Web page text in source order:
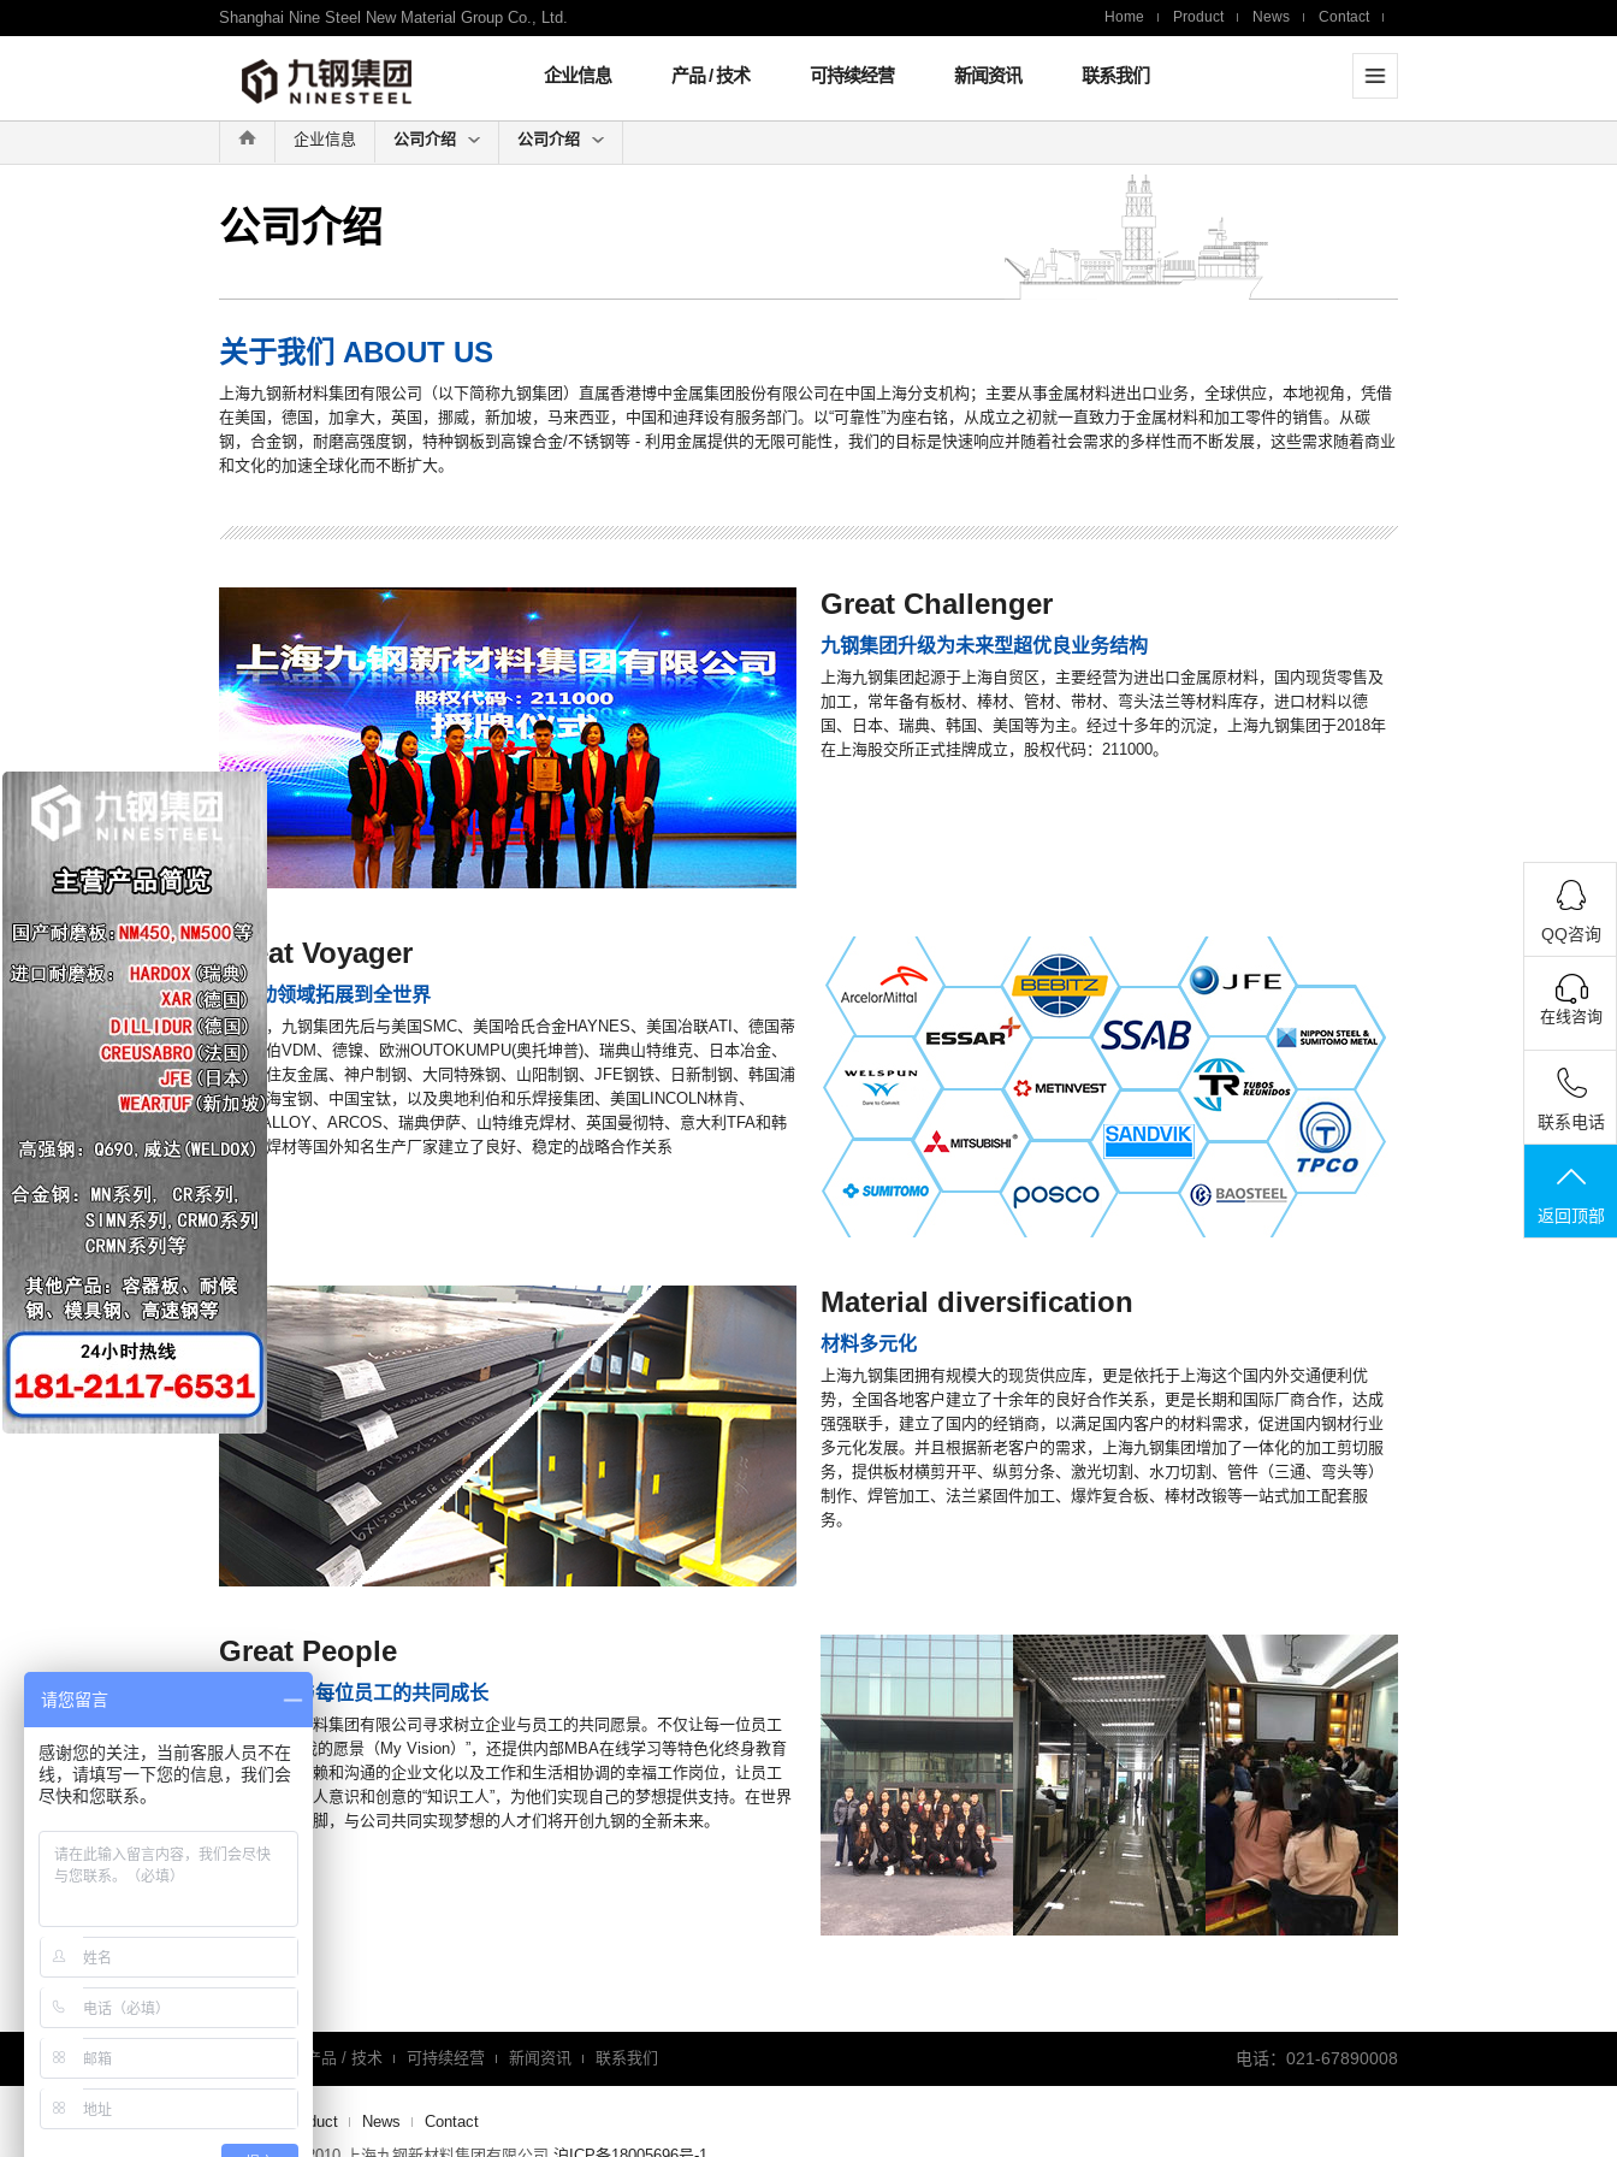
-->
Shanghai Nine Steel New Material Group Co., Ltd. Home Product News Contact
企业信息 产品 / 技术 可持续经营 新闻资讯 联系我们
企业信息 公司介绍 公司介绍
公司介绍
关于我们 ABOUT US
上海九钢新材料集团有限公司（以下简称九钢集团）直属香港博中金属集团股份有限公司在中国上海分支机构；主要从事金属材料进出口业务，全球供应，本地视角，凭借
在美国，德国，加拿大，英国，挪威，新加坡，马来西亚，中国和迪拜设有服务部门。以“可靠性”为座右铭，从成立之初就一直致力于金属材料和加工零件的销售。从碳
钢，合金钢，耐磨高强度钢，特种钢板到高镍合金/不锈钢等 - 利用金属提供的无限可能性，我们的目标是快速响应并随着社会需求的多样性而不断发展，这些需求随着商业
和文化的加速全球化而不断扩大。
Great Challenger
九钢集团升级为未来型超优良业务结构
上海九钢集团起源于上海自贸区，主要经营为进出口金属原材料，国内现货零售及
加工，常年备有板材、棒材、管材、带材、弯头法兰等材料库存，进口材料以德
国、日本、瑞典、韩国、美国等为主。经过十多年的沉淀，上海九钢集团于2018年
在上海股交所正式挂牌成立，股权代码：211000。
Great Voyager
将活动领域拓展到全世界
多年来，九钢集团先后与美国SMC、美国哈氏合金HAYNES、美国冶联ATI、德国蒂
森克虏伯VDM、德镍、欧洲OUTOKUMPU(奥托坤普)、瑞典山特维克、日本冶金、
新日铁住友金属、神户制钢、大同特殊钢、山阳制钢、JFE钢铁、日新制钢、韩国浦
项、上海宝钢、中国宝钛，以及奥地利伯和乐焊接集团、美国LINCOLN林肯、
TECHALLOY、ARCOS、瑞典伊萨、山特维克焊材、英国曼彻特、意大利TFA和韩
国现代焊材等国外知名生产厂家建立了良好、稳定的战略合作关系
Material diversification
材料多元化
上海九钢集团拥有规模大的现货供应库，更是依托于上海这个国内外交通便利优
势，全国各地客户建立了十余年的良好合作关系，更是长期和国际厂商合作，达成
强强联手，建立了国内的经销商，以满足国内客户的材料需求，促进国内钢材行业
多元化发展。并且根据新老客户的需求，上海九钢集团增加了一体化的加工剪切服
务，提供板材横剪开平、纵剪分条、激光切割、水刀切割、管件（三通、弯头等）
制作、焊管加工、法兰紧固件加工、爆炸复合板、棒材改锻等一站式加工配套服
务。
Great People
追求公司与每位员工的共同成长
上海九钢新材料集团有限公司寻求树立企业与员工的共同愿景。不仅让每一位员工
树立和实施“我的愿景（My Vision）”，还提供内部MBA在线学习等特色化终身教育
计划，营造信赖和沟通的企业文化以及工作和生活相协调的幸福工作岗位，让员工
成长为具备主人意识和创意的“知识工人”，为他们实现自己的梦想提供支持。在世界
舞台上大展拳脚，与公司共同实现梦想的人才们将开创九钢的全新未来。
产品 / 技术 可持续经营 新闻资讯 联系我们 电话：021-67890008
Product News
Contact
QQ咨询
在线咨询
联系电话
返回顶部
请您留言
感谢您的关注，当前客服人员不在
线，请填写一下您的信息，我们会
尽快和您联系。